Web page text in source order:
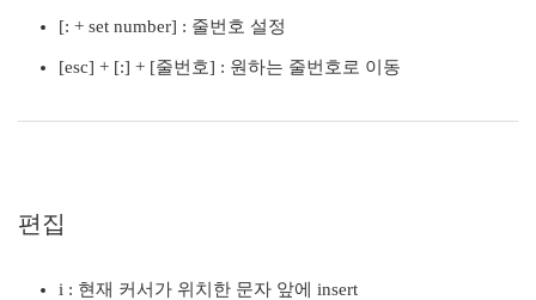
[: + set number] : 줄번호 설정
[esc] + [:] + [줄번호] : 원하는 줄번호로 이동
편집
i : 현재 커서가 위치한 문자 앞에 insert